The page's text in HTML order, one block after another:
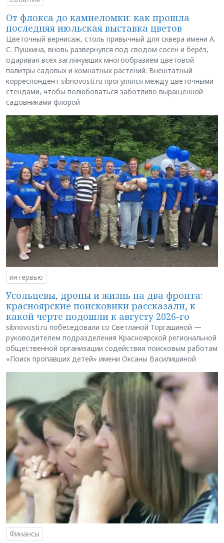
От флокса до камнеломки: как прошла
последняя июльская выставка цветов
Цветочный вернисаж, столь привычный для сквера имени А.
С. Пушкина, вновь развернулся под сводом сосен и берёз,
одаривая всех заглянувших многообразием цветовой
палитры садовых и комнатных растений. Внештатный
корреспондент sibnovosti.ru прогулялся между цветочными
стендами, чтобы полюбоваться заботливо выращенной
садовниками флорой
интервью
Усольцевы, дроны и жизнь на два фронта:
красноярские поисковики рассказали, к
какой черте подошли к августу 2026-го
sibnovosti.ru побеседовали со Светланой Торгашиной —
руководителем подразделения Красноярской региональной
общественной организации содействия поисковым работам
«Поиск пропавших детей» имени Оксаны Василишиной
Финансы